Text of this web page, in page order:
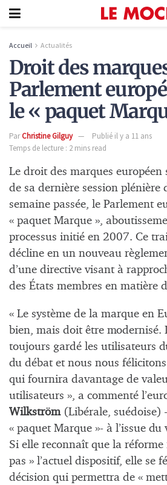
Accueil Actualités
Droit des
Parlement
le « paquet
ParChristine Gilguy
Publié il y a 11 ans
Temps de lecture : 2 mins read
Le droit des marques européen
de sa dernière session plénière
semaine passée, le Parlement
« paquet Marque »,
processus initié en 2007. Ce
décline en un nouveau
d’une directive visant à
des États membres en matière
« Le système de la marque en
bien, mais doit être modernisé.
toujours gardé les utilisateurs
du débat et nous nous
qui fournira davantage de
utilisateurs », a commenté
Wilkström(Libérale, suédoise)
« paquet Marque »- à l’issue du
Si elle reconnaît que la
pas » l’actuel dispositif, elle se
décision qui permettra de «